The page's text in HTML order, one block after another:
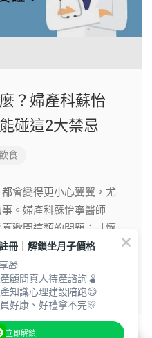
？婦產科蘇怡
碰這2大禁忌
食
會變得更小心翼翼，尤
。婦產科蘇怡寧醫師
歡問這類的問題：「懷
吃呢？」
冊｜解鎖坐月子價格
🎁
顧問真人待產諮詢🫄
知識心理建設陪跑😊
好康、好禮拿不完🎊
立即解鎖